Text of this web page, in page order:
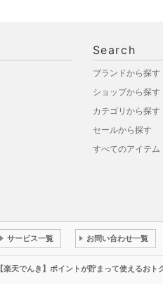
Search
ブランドから探す
ショップから探す
カテゴリから探す
セールから探す
すべてのアイテム
サービス一覧 お問い合わせ一覧
【楽天でんき】ポイントが貯まって使えるおト